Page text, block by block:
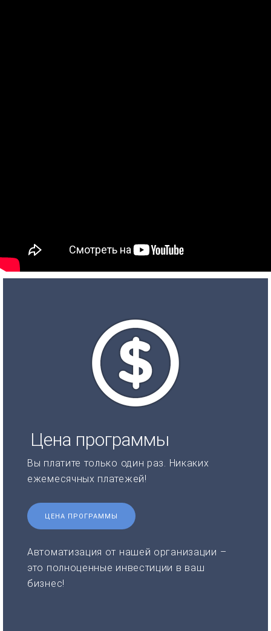
Цена программы
Вы платите только один раз. Никаких
ежемесячных платежей!
ЦЕНА ПРОГРАММЫ
Автоматизация от нашей организации –
это полноценные инвестиции в ваш
бизнес!